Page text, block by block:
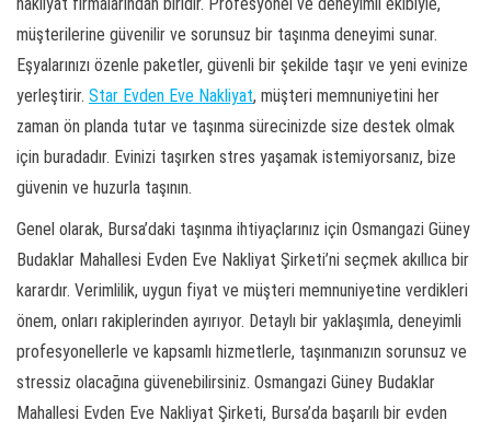
müşterilerine güvenilir ve sorunsuz bir taşınma deneyimi sunar.
Eşyalarınızı özenle paketler, güvenli bir şekilde taşır ve yeni evinize
yerleştirir. Star Evden Eve Nakliyat, müşteri memnuniyetini her
zaman ön planda tutar ve taşınma sürecinizde size destek olmak
için buradadır. Evinizi taşırken stres yaşamak istemiyorsanız, bize
güvenin ve huzurla taşının.
Genel olarak, Bursa’daki taşınma ihtiyaçlarınız için Osmangazi Güney
Budaklar Mahallesi Evden Eve Nakliyat Şirketi’ni seçmek akıllıca bir
karardır. Verimlilik, uygun fiyat ve müşteri memnuniyetine verdikleri
önem, onları rakiplerinden ayırıyor. Detaylı bir yaklaşımla, deneyimli
profesyonellerle ve kapsamlı hizmetlerle, taşınmanızın sorunsuz ve
stressiz olacağına güvenebilirsiniz. Osmangazi Güney Budaklar
Mahallesi Evden Eve Nakliyat Şirketi, Bursa’da başarılı bir evden